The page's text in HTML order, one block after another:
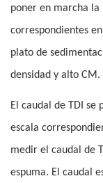
poner en marcha la
correspondientes
plato de
densidad y alto CM.
El caudal de TDI
escala
medir el caudal de
espuma. El caudal